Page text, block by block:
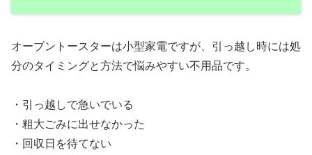
オーブントースターは小型家電ですが、引っ越し時には処
分のタイミングと方法で悩みやすい不用品です。
・引っ越しで急いでいる
・粗大ごみに出せなかった
・回収日を待てない